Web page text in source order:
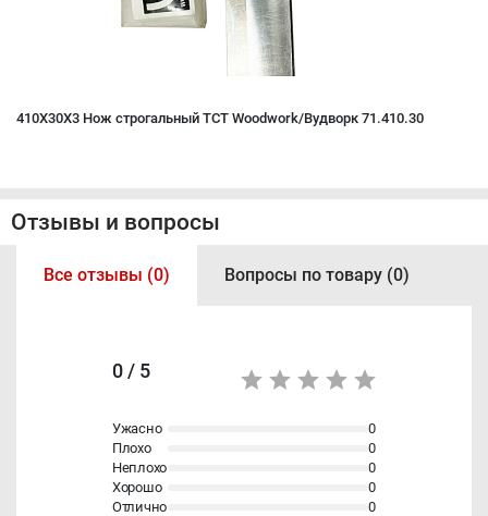
410X30X3 Нож строгальный TCT Woodwork/Вудворк 71.410.30
Отзывы и вопросы
Все отзывы (0) Вопросы по товару (0)
0 / 5
Ужасно
0
Плохо
0
Неплохо
0
Хорошо
0
Отлично
0